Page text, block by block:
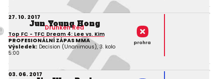
27. 10. 2017
Jun Young Hong
Drunken Red
Top FC - TFC Dream 4: Lee vs. Kim
PROFESIONÁLNÍ ZÁPAS MMA
Výsledek: Decision (Unanimous), 3. kolo
5:00
prohra
03. 06. 2017